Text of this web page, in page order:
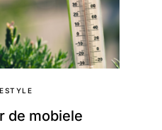
de mobiele